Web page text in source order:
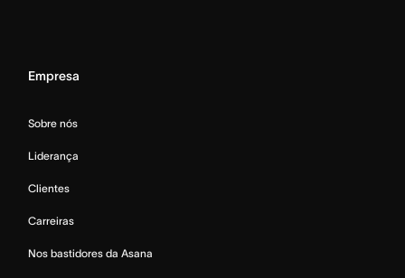
Empresa
Sobre nós
Liderança
Clientes
Carreiras
Nos bastidores da Asana